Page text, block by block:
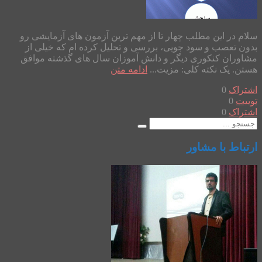
سلام در این مطلب چهار تا از مهم ترین آزمون های آزمایشی رو
بدون تعصب و سود جویی، بررسی و تحلیل کرده ام که خیلی از
مشاوران کنکوری دیگر و دانش آموزان سال های گذشته موافق
هستن. یک نکته کلی: مزیت... ادامه متن
اشتراک 0
توییت 0
اشتراک 0
ارتباط با مشاور